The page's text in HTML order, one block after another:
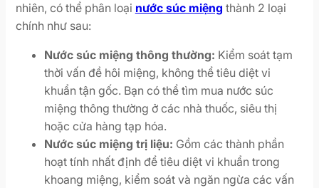
nhiên, có thể phân loại nước súc miệng thành 2 loại
chính như sau:
Nước súc miệng thông thường: Kiểm soát tạm
thời vấn đề hôi miệng, không thể tiêu diệt vi
khuẩn tận gốc. Bạn có thể tìm mua nước súc
miệng thông thường ở các nhà thuốc, siêu thị
hoặc cửa hàng tạp hóa.
Nước súc miệng trị liệu: Gồm các thành phần
hoạt tính nhất định để tiêu diệt vi khuẩn trong
khoang miệng, kiểm soát và ngăn ngừa các vấn